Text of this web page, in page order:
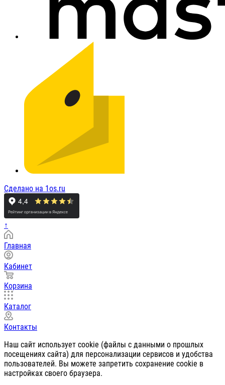
Сделано на 1os.ru
↑
Главная
Кабинет
Корзина
Каталог
Контакты
Наш сайт использует cookie (файлы с данными о прошлых
посещениях сайта) для персонализации сервисов и удобства
пользователей. Вы можете запретить сохранение cookie в
настройках своего браузера.